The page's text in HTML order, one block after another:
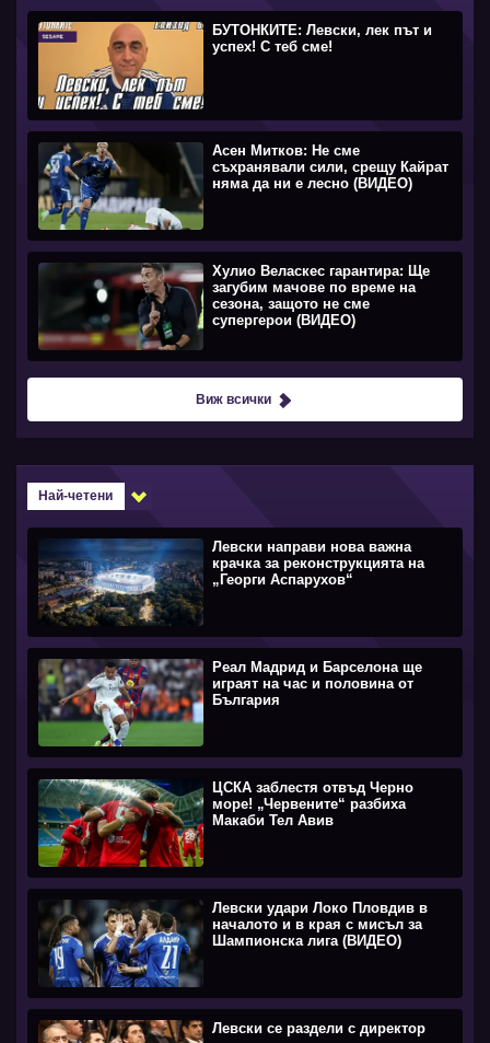
БУТОНКИТЕ: Левски, лек път и
успех! С теб сме!
Асен Митков: Не сме
съхранявали сили, срещу Кайрат
няма да ни е лесно (ВИДЕО)
Хулио Веласкес гарантира: Ще
загубим мачове по време на
сезона, защото не сме
супергерои (ВИДЕО)
Виж всички
Най-четени
Левски направи нова важна
крачка за реконструкцията на
„Георги Аспарухов“
Реал Мадрид и Барселона ще
играят на час и половина от
България
ЦСКА заблестя отвъд Черно
море! „Червените“ разбиха
Макаби Тел Авив
Левски удари Локо Пловдив в
началото и в края с мисъл за
Шампионска лига (ВИДЕО)
Левски се раздели с директор